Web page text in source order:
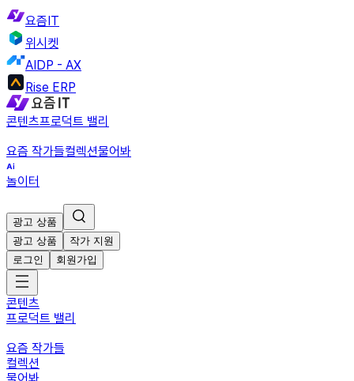
요즘IT
위시켓
AIDP - AX
Rise ERP
콘텐츠프로덕트 밸리
요즘 작가들컬렉션물어봐
놀이터
광고 상품
광고 상품
작가 지원
로그인
회원가입
콘텐츠
프로덕트 밸리
요즘 작가들
컬렉션